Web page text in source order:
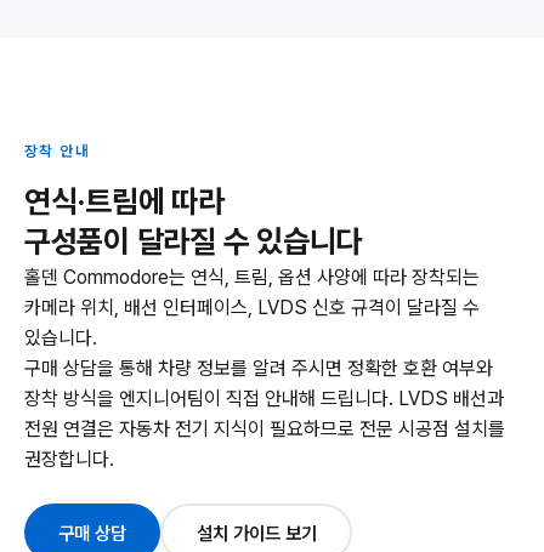
장착 안내
연식·트림에 따라
구성품이 달라질 수 있습니다
홀덴 Commodore는 연식, 트림, 옵션 사양에 따라 장착되는
카메라 위치, 배선 인터페이스, LVDS 신호 규격이 달라질 수
있습니다.
구매 상담을 통해 차량 정보를 알려 주시면 정확한 호환 여부와
장착 방식을 엔지니어팀이 직접 안내해 드립니다. LVDS 배선과
전원 연결은 자동차 전기 지식이 필요하므로 전문 시공점 설치를
권장합니다.
구매 상담 설치 가이드 보기